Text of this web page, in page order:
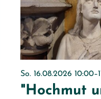
So. 16.08.2026
"Hochmut